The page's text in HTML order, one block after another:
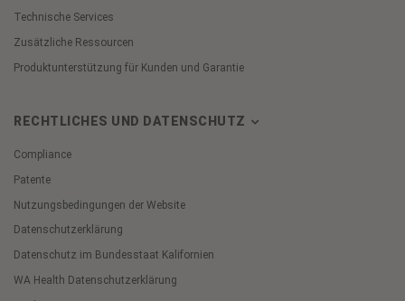
Technische Services
Zusätzliche Ressourcen
Produktunterstützung für Kunden und Garantie
RECHTLICHES UND DATENSCHUTZ
Compliance
Patente
Nutzungsbedingungen der Website
Datenschutzerklärung
Datenschutz im Bundesstaat Kalifornien
WA Health Datenschutzerklärung